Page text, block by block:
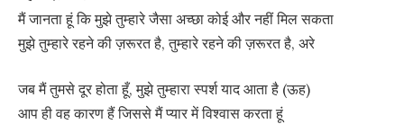
मैं जानता हूं कि मुझे तुम्हारे जैसा अच्छा कोई और नहीं मिल सकता
मुझे तुम्हारे रहने की ज़रूरत है, तुम्हारे रहने की ज़रूरत है, अरे
जब मैं तुमसे दूर होता हूँ, मुझे तुम्हारा स्पर्श याद आता है (ऊह)
आप ही वह कारण हैं जिससे मैं प्यार में विश्वास करता हूं